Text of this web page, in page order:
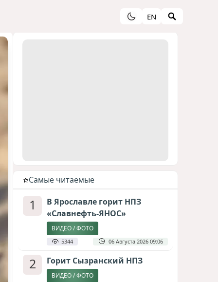
EN
Cамые читаемые
1
В Ярославле горит НПЗ
«Славнефть-ЯНОС»
ВИДЕО / ФОТО
5344 06 Августа 2026 09:06
2 Горит Сызранский НПЗ
ВИДЕО / ФОТО